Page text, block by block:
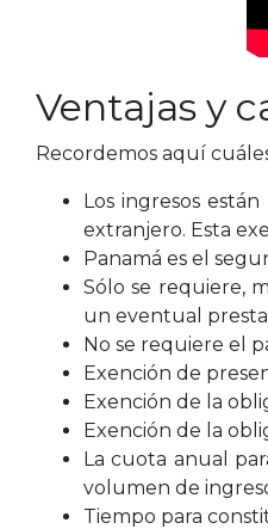
Ventajas y
Recordemos aquí
Los ingresos
extranjero. Esta
Panamá es el
Sólo se requiere,
un eventual
No se requiere el
Exención de
Exención de la
Exención de la
La cuota anual
volumen de
Tiempo para